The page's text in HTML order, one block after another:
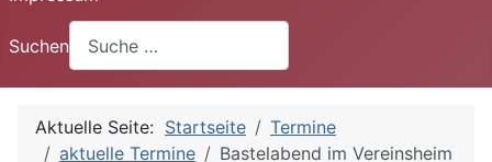
Suchen
Aktuelle Seite: Startseite
Termine
aktuelle Termine
Bastelabend im Vereinsheim